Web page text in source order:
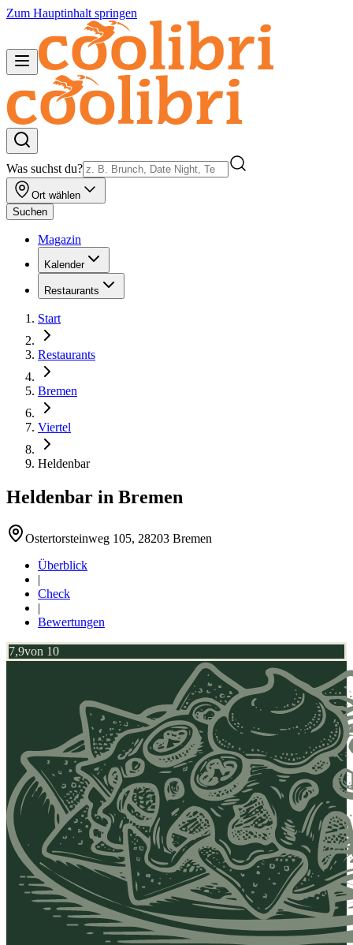
Zum Hauptinhalt springen
Was suchst du?
Ort wählen
Suchen
Magazin
Kalender
Restaurants
Start
Restaurants
Bremen
Viertel
Heldenbar
Heldenbar in Bremen
Ostertorsteinweg 105, 28203 Bremen
Überblick
|
Check
|
Bewertungen
7,9von 10